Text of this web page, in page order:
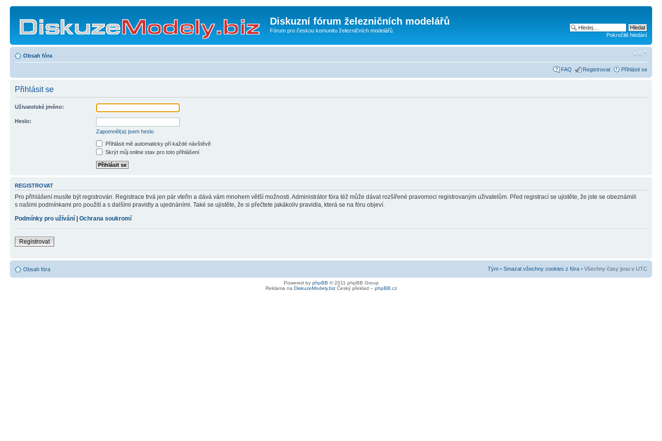
Diskuzní fórum železničních modelářů
Fórum pro českou komunitu železničních modelářů.
Pokročilé hledání
Obsah fóra
FAQ Registrovat Přihlásit se
Přihlásit se
Uživatelské jméno:
Heslo:
Zapomněl(a) jsem heslo
Přihlásit mě automaticky při každé návštěvě
Skrýt můj online stav pro toto přihlášení
REGISTROVAT
Pro přihlášení musíte být registrován. Registrace trvá jen pár vteřin a dává vám mnohem větší možnosti. Administrátor fóra též může dávat rozšířené pravomoci registrovaným uživatelům. Před registrací se ujistěte, že jste se obeznámili
s našimi podmínkami pro použití a s dalšími pravidly a ujednáními. Také se ujistěte, že si přečtete jakákoliv pravidla, která se na fóru objeví.
Podmínky pro užívání
Ochrana soukromí
Registrovat
Obsah fóra Tým • Smazat všechny cookies z fóra • Všechny časy jsou v UTC
Powered by phpBB © 2011 phpBB Group
Reklama na DiskuzeModely.bizČeský překlad – phpBB.cz